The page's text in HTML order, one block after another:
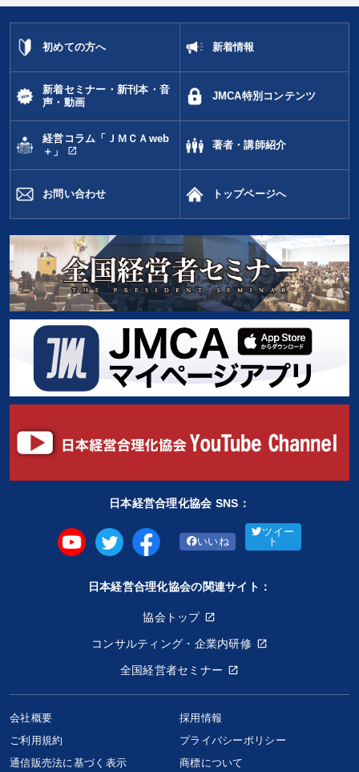
すべての音声・動画（全2077タイトル）からお探しいただけます
運勢・先見 広報・PR 人事戦略
デジタルマーケティング
ランチェスター戦略 企業文化 営業
生産性向上 一流人 資産保全 モチベーション
後継者 賃金制度 松下幸之助 両利きの経営
ビジネスモデル
※「更新」を押すと「タグ・キーワード」を更新いただけます。
初めての方へ 新着情報
新着セミナー・新刊本・音
声・動画
JMCA特別コンテンツ
経営コラム「ＪＭＣＡweb
＋」
open_in_new
著者・講師紹介
お問い合わせ トップページへ
日本経営合理化協会 SNS：
いいね
ツイー
ト
日本経営合理化協会の関連サイト：
協会トップ
コンサルティング・企業内研修
全国経営者セミナー
会社概要
採用情報
ご利用規約
プライバシーポリシー
通信販売法に基づく表示
商標について